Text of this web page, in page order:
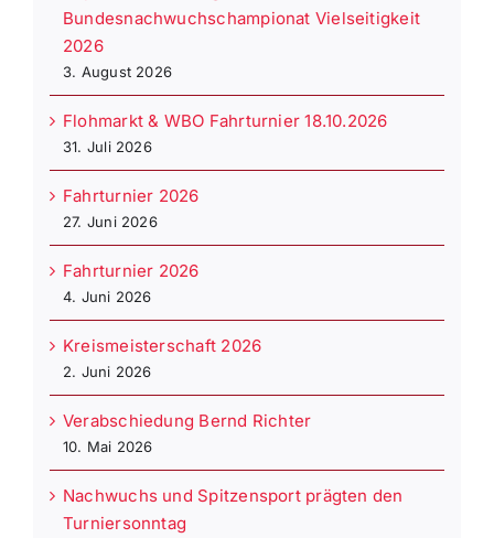
Bundesnachwuchschampionat Vielseitigkeit
2026
3. August 2026
Flohmarkt & WBO Fahrturnier 18.10.2026
31. Juli 2026
Fahrturnier 2026
27. Juni 2026
Fahrturnier 2026
4. Juni 2026
Kreismeisterschaft 2026
2. Juni 2026
Verabschiedung Bernd Richter
10. Mai 2026
Nachwuchs und Spitzensport prägten den
Turniersonntag